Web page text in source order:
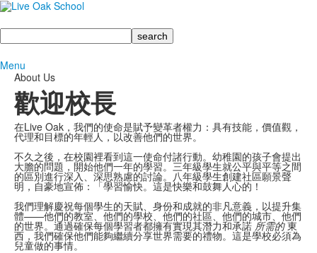
Search
Menu
About Us
歡迎校長
在Live Oak，我們的使命是賦予變革者權力：具有技能，價值觀，
代理和目標的年輕人，以改善他們的世界。
不久之後，在校園裡看到這一使命付諸行動。幼稚園的孩子會提出
大膽的問題，開始他們一年的學習。三年級學生就公平與平等之間
的區別進行深入、深思熟慮的討論。八年級學生創建社區願景聲
明，自豪地宣佈：「學習愉快。這是快樂和鼓舞人心的！
我們理解慶祝每個學生的天賦、身份和成就的非凡意義，以提升集
體——他們的教室、他們的學校、他們的社區、他們的城市、他們
的世界。通過確保每個學習者都擁有實現其潛力和承諾 所需的東
西，我們確保他們能夠繼續分享世界需要的禮物。這是學校必須為
兒童做的事情。